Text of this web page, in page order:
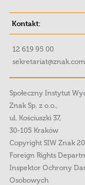
Kontakt:
12 619 95 00
Społeczny Instytut
Znak Sp. z o.o.,
ul. Kościuszki 37,
30-105 Kraków
Copyright SIW Znak
Foreign Rights
Inspektor Ochrony
Osobowych